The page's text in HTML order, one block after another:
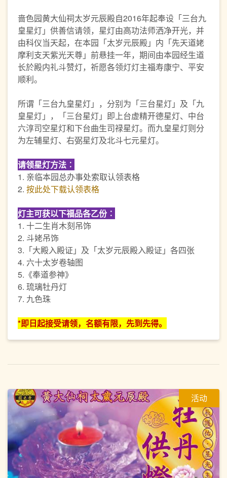
啬色园黄大仙祠太岁元辰殿自2016年起奉设「三台九
皇星灯」供善信请领，星灯由高功法师洒净开光，并
由科仪当天起，在本园「太岁元辰殿」内「先天道姥
摩利支天紫光天尊」前悬挂一年，期间由本园经生道
长於殿内礼斗赞灯，祈愿各领灯灯主福寿康宁、平安
顺利。
所谓「三台九皇星灯」，分别为「三台星灯」及「九
皇星灯」，「三台星灯」即上台虚精开德星灯、中台
六淳司空星灯和下台曲生司禄星灯。而九皇星灯则分
为左辅星灯、右弼星灯及北斗七元星灯。
请领星灯方法︰
1. 亲临本园总办事处索取认领表格
2. 按此处下载认领表格
灯主可获以下福品各乙份︰
1. 十二生肖木刻吊饰
2. 斗姥吊饰
3.「大殿入殿证」及「太岁元辰殿入殿证」各四张
4. 六十太岁卷轴图
5.《奉道参神》
6. 琉璃牡丹灯
7. 九色珠
*即日起接受请领，名额有限，先到先得。
活动